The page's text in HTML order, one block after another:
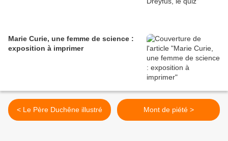
Marie Curie, une femme de science :
exposition à imprimer
< Le Père Duchêne illustré Mont de piété >